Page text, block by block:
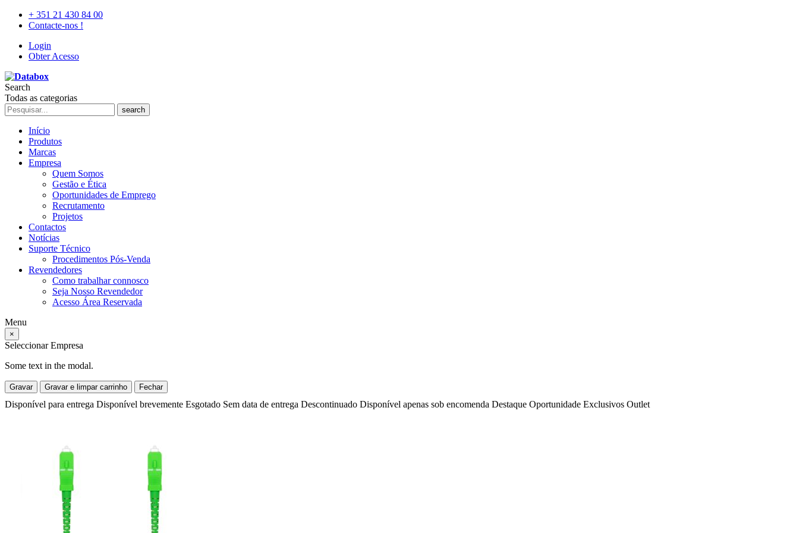
+ 351 21 430 84 00
Contacte-nos !
Login
Obter Acesso
Search
Todas as categorias
search
Início
Produtos
Marcas
Empresa
Quem Somos
Gestão e Ética
Oportunidades de Emprego
Recrutamento
Projetos
Contactos
Notícias
Suporte Técnico
Procedimentos Pós-Venda
Revendedores
Como trabalhar connosco
Seja Nosso Revendedor
Acesso Área Reservada
Menu
×
Seleccionar Empresa
Some text in the modal.
Gravar Gravar e limpar carrinho Fechar
Disponível para entrega Disponível brevemente Esgotado Sem data de entrega Descontinuado Disponível apenas sob encomenda Destaque Oportunidade Exclusivos Outlet